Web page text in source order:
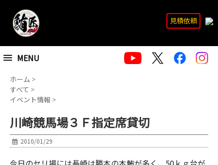
MENU
見積依頼
ホーム >
すべて >
イベント情報 >
川崎競馬場３Ｆ指定席貸切
2010/01/29